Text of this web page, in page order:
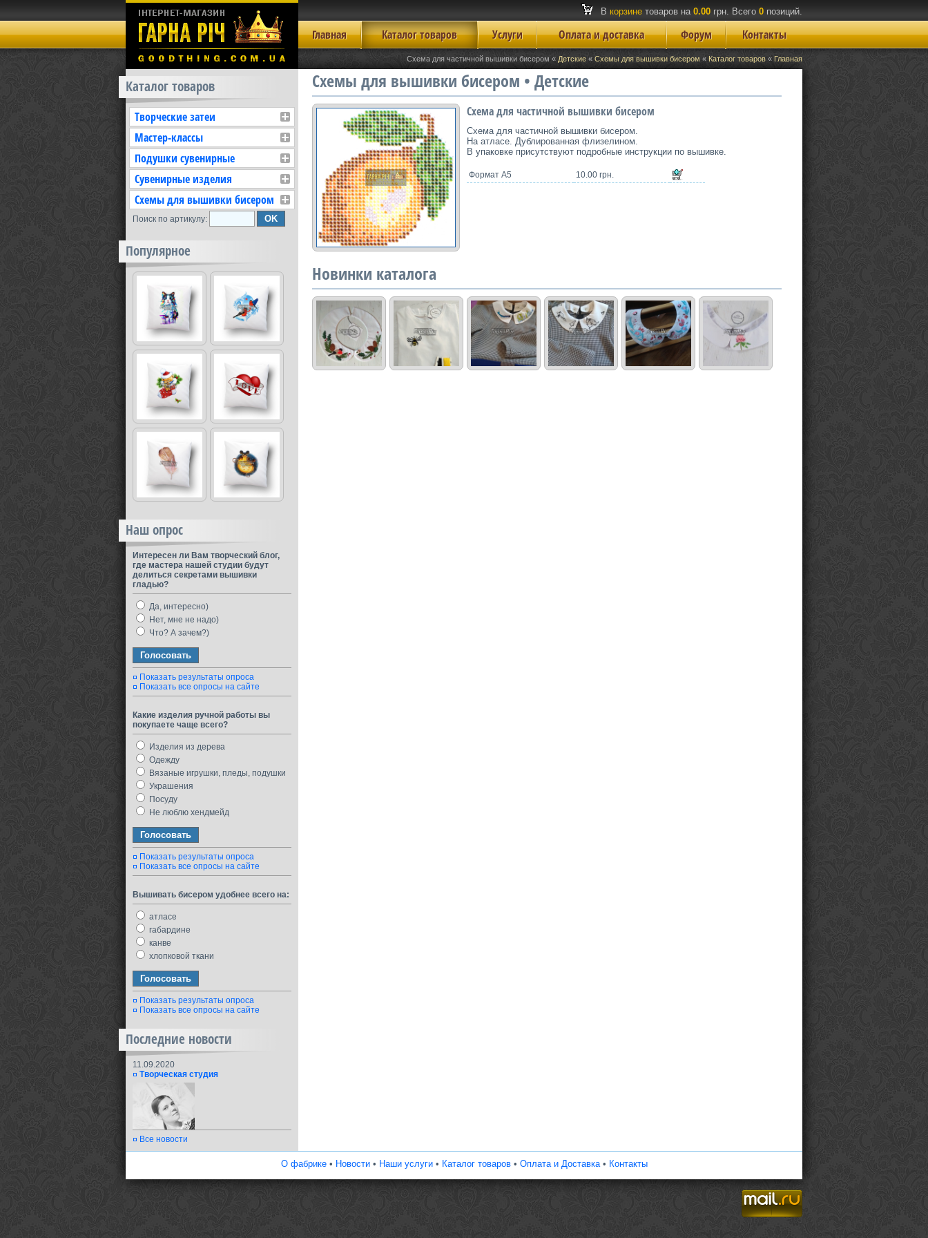
В корзине товаров на 0.00 грн. Всего 0 позиций.
Главная Каталог товаров Услуги Оплата и доставка Форум Контакты
Схема для частичной вышивки бисером « Детские « Схемы для вышивки бисером « Каталог товаров « Главная
Каталог товаров
Творческие затеи
Мастер-классы
Подушки сувенирные
Сувенирные изделия
Схемы для вышивки бисером
Поиск по артикулу:
Популярное
Наш опрос
Интересен ли Вам творческий блог,
где мастера нашей студии будут
делиться секретами вышивки
гладью?
Да, интересно)
Нет, мне не надо)
Что? А зачем?)
Показать результаты опроса
Показать все опросы на сайте
Какие изделия ручной работы вы
покупаете чаще всего?
Изделия из дерева
Одежду
Вязаные игрушки, пледы, подушки
Украшения
Посуду
Не люблю хендмейд
Показать результаты опроса
Показать все опросы на сайте
Вышивать бисером удобнее всего на:
атласе
габардине
канве
хлопковой ткани
Показать результаты опроса
Показать все опросы на сайте
Последние новости
11.09.2020
Творческая студия
Все новости
Схемы для вышивки бисером • Детские
Схема для частичной вышивки бисером
Схема для частичной вышивки бисером.
На атласе. Дублированная флизелином.
В упаковке присутствуют подробные инструкции по вышивке.
Формат А5 10.00 грн.
Новинки каталога
О фабрике• Новости• Наши услуги• Каталог товаров• Оплата и Доставка• Контакты